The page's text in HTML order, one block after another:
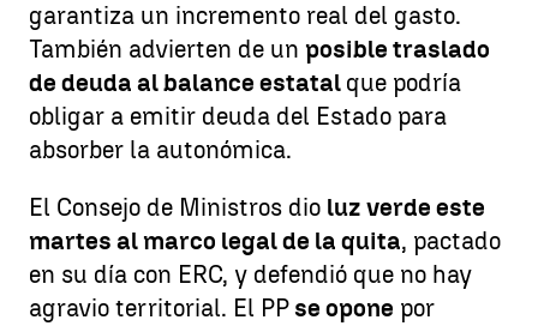
garantiza un incremento real del gasto.
También advierten de un posible traslado
de deuda al balance estatal que podría
obligar a emitir deuda del Estado para
absorber la autonómica.
El Consejo de Ministros dio luz verde este
martes al marco legal de la quita, pactado
en su día con ERC, y defendió que no hay
agravio territorial. El PPse opone por